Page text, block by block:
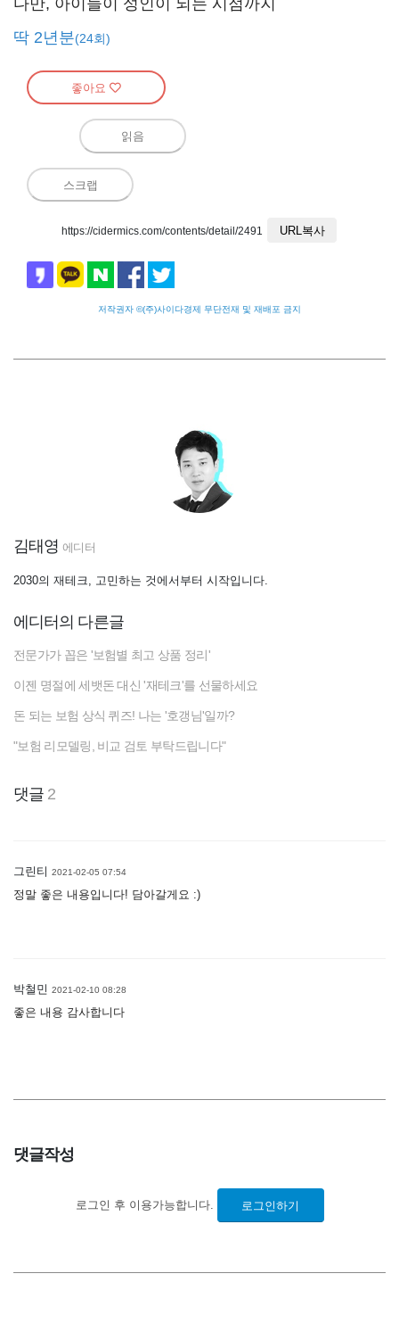
딱 2년분(24회)
좋아요
읽음
스크랩
https://cidermics.com/contents/detail/2491 URL복사
저작권자 ©(주)사이다경제 무단전재 및 재배포 금지
김태영 에디터
2030의 재테크, 고민하는 것에서부터 시작입니다.
에디터의 다른글
전문가가 꼽은 '보험별 최고 상품 정리'
이젠 명절에 세뱃돈 대신 '재테크'를 선물하세요
돈 되는 보험 상식 퀴즈! 나는 '호갱님'일까?
"보험 리모델링, 비교 검토 부탁드립니다"
댓글 2
그린티 2021-02-05 07:54
정말 좋은 내용입니다! 담아갈게요 :)
박철민 2021-02-10 08:28
좋은 내용 감사합니다
댓글작성
로그인 후 이용가능합니다. 로그인하기